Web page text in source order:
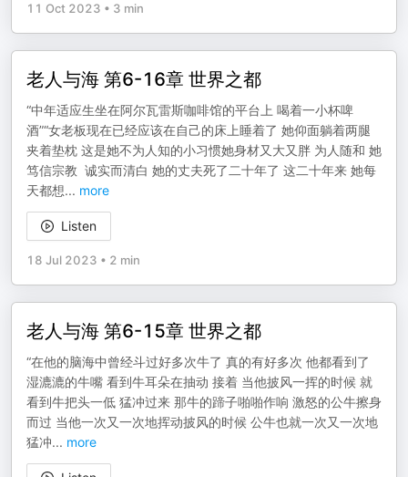
11 Oct 2023 • 3 min
老人与海 第6-16章 世界之都
“中年适应生坐在阿尔瓦雷斯咖啡馆的平台上 喝着一小杯啤
酒”“女老板现在已经应该在自己的床上睡着了 她仰面躺着两腿
夹着垫枕 这是她不为人知的小习惯她身材又大又胖 为人随和 她
笃信宗教 诚实而清白 她的丈夫死了二十年了 这二十年来 她每
天都想... more
Listen
18 Jul 2023 • 2 min
老人与海 第6-15章 世界之都
“在他的脑海中曾经斗过好多次牛了 真的有好多次 他都看到了
湿漉漉的牛嘴 看到牛耳朵在抽动 接着 当他披风一挥的时候 就
看到牛把头一低 猛冲过来 那牛的蹄子啪啪作响 激怒的公牛擦身
而过 当他一次又一次地挥动披风的时候 公牛也就一次又一次地
猛冲... more